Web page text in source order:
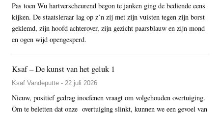
Pas toen Wu hartverscheurend begon te janken ging de bediende eens
kijken. De staatsleraar lag op z’n zij met zijn vuisten tegen zijn borst
geklemd, zijn hoofd achterover, zijn gezicht paarsblauw en zijn mond
en ogen wijd opengesperd.
Ksaf – De kunst van het geluk 1
Ksaf Vandeputte - 22 juli 2026
Nieuw, positief gedrag inoefenen vraagt om volgehouden overtuiging.
Om te beletten dat onze overtuiging slinkt, kunnen we een gevoel van